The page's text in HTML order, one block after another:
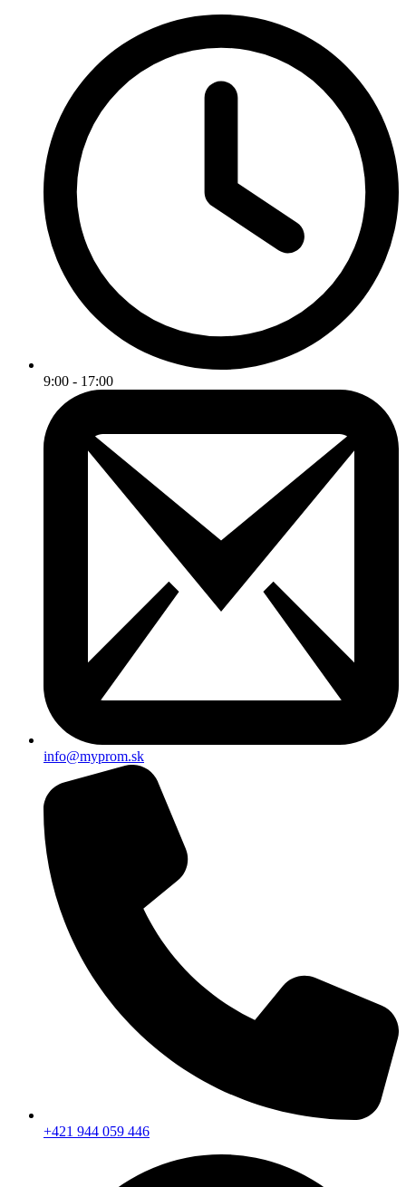
9:00 - 17:00
info@myprom.sk
+421 944 059 446